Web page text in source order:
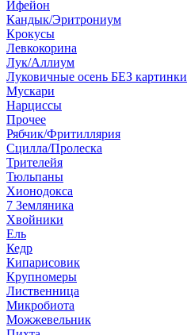
Ифейон
Кандык/Эритрониум
Крокусы
Левкокорина
Лук/Аллиум
Луковичные осень БЕЗ картинки
Мускари
Нарциссы
Прочее
Рябчик/Фритиллярия
Сцилла/Пролеска
Трителейя
Тюльпаны
Хионодокса
7 Земляника
Хвойники
Ель
Кедр
Кипарисовик
Крупномеры
Лиственница
Микробиота
Можжевельник